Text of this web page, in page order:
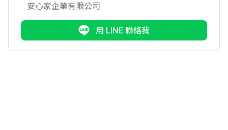
安心家企業有限公司
用 LINE 聯絡我